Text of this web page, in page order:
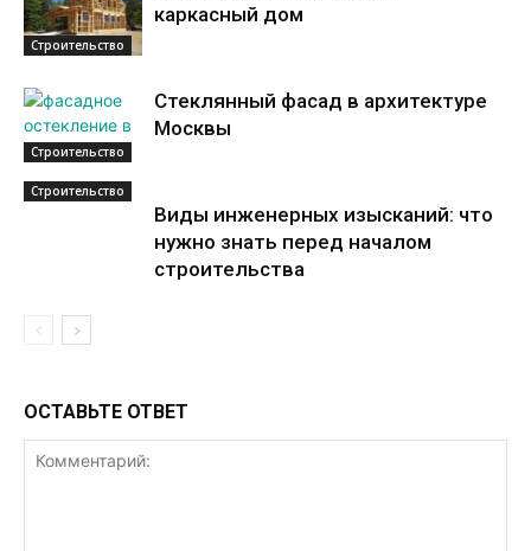
Строительство
каркасный дом
Строительство
Стеклянный фасад в архитектуре
Москвы
Строительство
Виды инженерных изысканий: что
нужно знать перед началом
строительства
ОСТАВЬТЕ ОТВЕТ